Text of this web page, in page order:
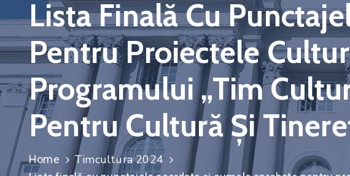
Lista Finală Cu
Pentru Proiectele
Programului „Tim
Pentru Cultură Și
Home Timcultura 2024